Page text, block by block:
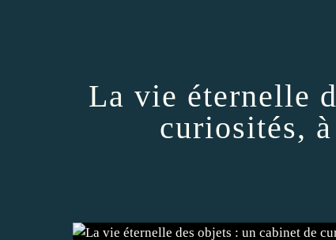
La vie éternelle
curiosités,